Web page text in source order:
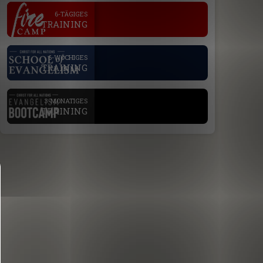
6-TÄGIGES
TRAINING
6-WÖCHIGES
TRAINING
3-MONATIGES
TRAINING